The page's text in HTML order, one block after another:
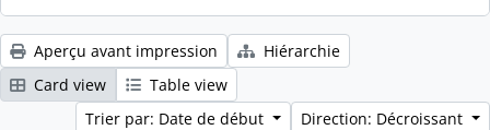
Aperçu avant impression
Hiérarchie
Card view
Table view
Trier par: Date de début
Direction: Décroissant